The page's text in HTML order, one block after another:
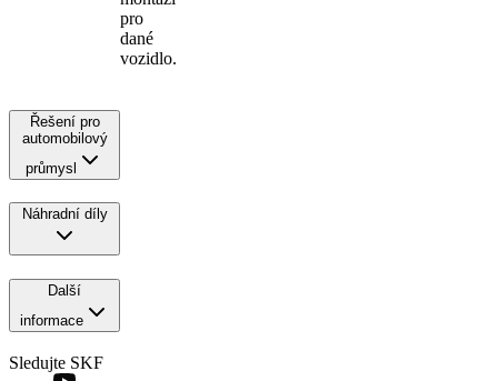
pro
dané
vozidlo.
Řešení pro
automobilový
průmysl
Náhradní díly
Další
informace
Sledujte SKF